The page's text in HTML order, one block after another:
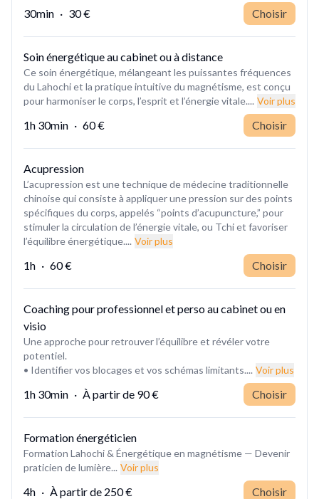
30min · 30 € Choisir
Soin énergétique au cabinet ou à distance
Ce soin énergétique, mélangeant les puissantes fréquences
du Lahochi et la pratique intuitive du magnétisme, est conçu
pour harmoniser le corps, l’esprit et l’énergie vitale.... Voir plus
1h 30min · 60 € Choisir
Acupression
L’acupression est une technique de médecine traditionnelle
chinoise qui consiste à appliquer une pression sur des points
spécifiques du corps, appelés “points d’acupuncture,” pour
stimuler la circulation de l’énergie vitale, ou Tchi et favoriser
l’équilibre énergétique.... Voir plus
1h · 60 € Choisir
Coaching pour professionnel et perso au cabinet ou en
visio
Une approche pour retrouver l’équilibre et révéler votre
potentiel.
• Identifier vos blocages et vos schémas limitants.... Voir plus
1h 30min · À partir de 90 € Choisir
Formation énergéticien
Formation Lahochi & Énergétique en magnétisme — Devenir
praticien de lumière... Voir plus
4h · À partir de 250 € Choisir